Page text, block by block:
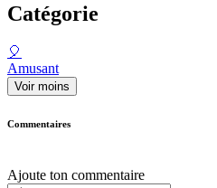
Catégorie
🎈
Amusant
Voir moins
Commentaires
Ajoute ton commentaire